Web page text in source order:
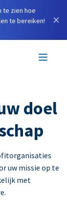
te zien hoe
te bereiken!
×
doel
uw missie op te
met